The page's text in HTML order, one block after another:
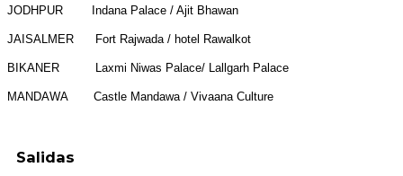
JODHPUR Indana Palace / Ajit Bhawan
JAISALMER Fort Rajwada / hotel Rawalkot
BIKANER Laxmi Niwas Palace/ Lallgarh Palace
MANDAWA Castle Mandawa / Vivaana Culture
Salidas